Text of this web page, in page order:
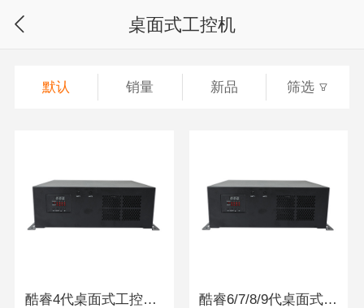
桌面式工控机
默认 销量 新品 筛选
酷睿4代桌面式工控机 DT-3115P-BH81MC 酷睿6/7/8/9代桌面式工控机 DT-3115P-BH110MC